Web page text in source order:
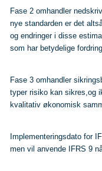
Fase 2 omhandler
nye standarden er det
og endringer i disse
som har betydelige
Fase 3 omhandler
typer risiko kan sikres,og
kvalitativ økonomisk
Implementeringsdato for
men vil anvende IFRS 9